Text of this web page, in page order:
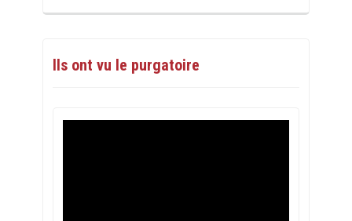
Ils ont vu le purgatoire